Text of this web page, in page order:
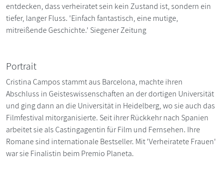
entdecken, dass verheiratet sein kein Zustand ist, sondern ein
tiefer, langer Fluss. 'Einfach fantastisch, eine mutige,
mitreißende Geschichte.' Siegener Zeitung
Portrait
Cristina Campos stammt aus Barcelona, machte ihren
Abschluss in Geisteswissenschaften an der dortigen Universität
und ging dann an die Universität in Heidelberg, wo sie auch das
Filmfestival mitorganisierte. Seit ihrer Rückkehr nach Spanien
arbeitet sie als Castingagentin für Film und Fernsehen. Ihre
Romane sind internationale Bestseller. Mit 'Verheiratete Frauen'
war sie Finalistin beim Premio Planeta.